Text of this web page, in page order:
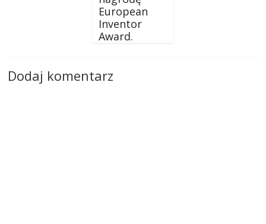
European
Inventor
Award.
Dodaj komentarz